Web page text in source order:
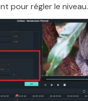
pour régler le niveau.